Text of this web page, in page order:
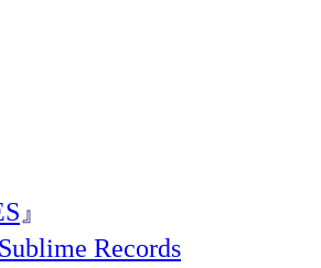
』
Sublime Records